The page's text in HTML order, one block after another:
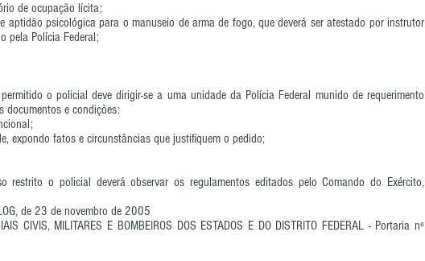
de ocupação lícita;
aptidão psicológica para o manuseio de arma de fogo, que deverá ser atestado por instrutor
pela Polícia Federal;
o policial deve dirigir-se a uma unidade da Polícia Federal munido de requerimento
documentos e condições:
expondo fatos e circunstâncias que justifiquem o pedido;
o policial deverá observar os regulamentos editados pelo Comando do Exército,
de 23 de novembro de 2005
CIVIS, MILITARES E BOMBEIROS DOS ESTADOS E DO DISTRITO FEDERAL - Portaria nº